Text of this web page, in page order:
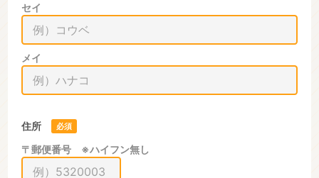
セイ
メイ
住所 必須
〒郵便番号 ※ハイフン無し